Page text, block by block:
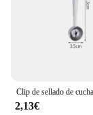
2,13€